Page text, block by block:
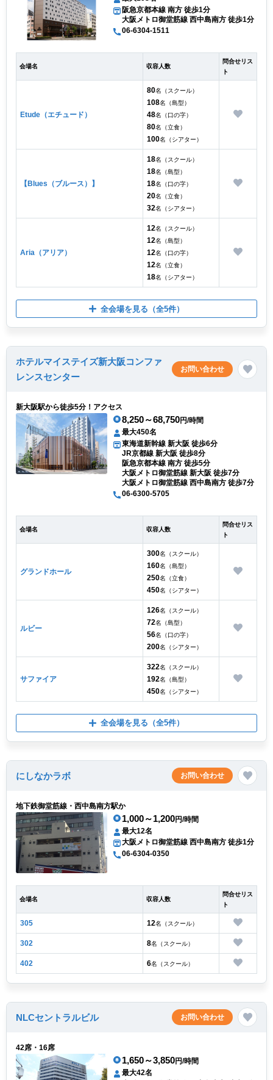
阪急京都本線 南方 徒歩1分
大阪メトロ御堂筋線 西中島南方 徒歩1分
06-6304-1511
会場名 収容人数
問合せリス
ト
Etude（エチュード）
80名（スクール）
108名（島型）
48名（口の字）
80名（立食）
100名（シアター）
【Blues（ブルース）】
18名（スクール）
18名（島型）
18名（口の字）
20名（立食）
32名（シアター）
Aria（アリア）
12名（スクール）
12名（島型）
12名（口の字）
12名（立食）
18名（シアター）
全会場を見る （全5件）
ホテルマイステイズ新大阪コンファ
レンスセンター
お問い合わせ
新大阪駅から徒歩5分！アクセス
8,250～68,750円/時間
最大450名
東海道新幹線 新大阪 徒歩6分
JR京都線 新大阪 徒歩8分
阪急京都本線 南方 徒歩5分
大阪メトロ御堂筋線 新大阪 徒歩7分
大阪メトロ御堂筋線 西中島南方 徒歩7分
06-6300-5705
会場名 収容人数
問合せリス
ト
グランドホール
300名（スクール）
160名（島型）
250名（立食）
450名（シアター）
ルビー
126名（スクール）
72名（島型）
56名（口の字）
200名（シアター）
サファイア
322名（スクール）
192名（島型）
450名（シアター）
全会場を見る （全5件）
にしなかラボ お問い合わせ
地下鉄御堂筋線・西中島南方駅か
1,000～1,200円/時間
最大12名
大阪メトロ御堂筋線 西中島南方 徒歩1分
06-6304-0350
会場名 収容人数
問合せリス
ト
305 12名（スクール）
302 8名（スクール）
402 6名（スクール）
NLCセントラルビル お問い合わせ
42席・16席
1,650～3,850円/時間
最大42名